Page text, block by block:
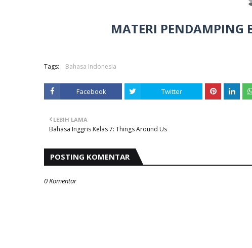
MATERI PENDAMPING
Tags: Bahasa Indonesia
Facebook Twitter
LEBIH LAMA
Bahasa Inggris Kelas 7: Things Around Us
POSTING KOMENTAR
0 Komentar